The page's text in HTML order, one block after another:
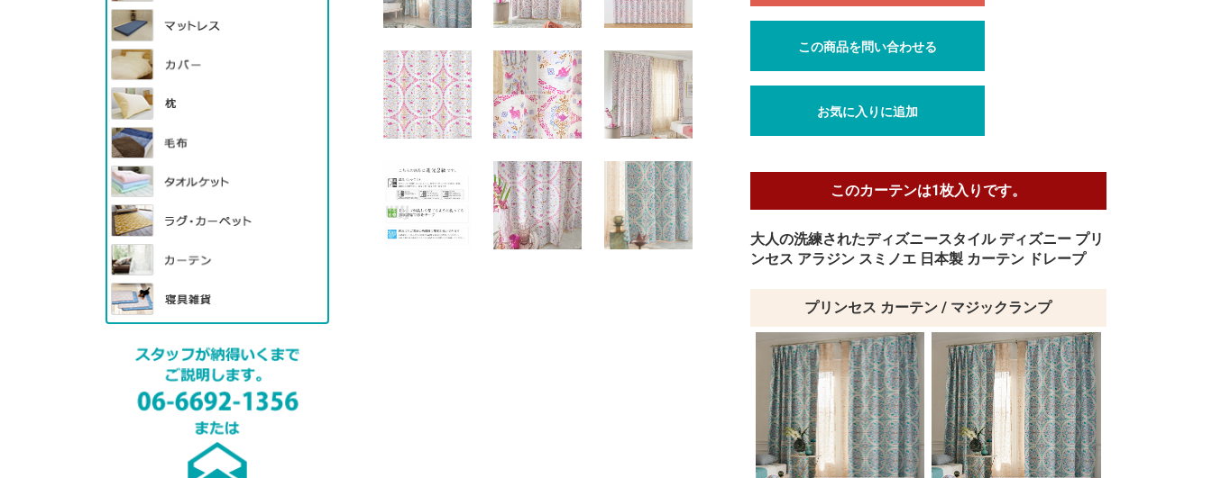
この商品を問い合わせる
お気に入りに追加
このカーテンは1枚入りです。
大人の洗練されたディズニースタイル ディズニー プリ
ンセス アラジン スミノエ 日本製 カーテン ドレープ
プリンセス カーテン / マジックランプ